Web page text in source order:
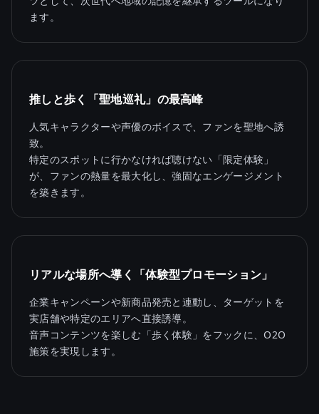
ます。
推しと歩く「聖地巡礼」の最高峰
人気キャラクターや声優のボイスで、ファンを聖地へ誘
致。
特定のスポットに行かなければ聴けない「限定体験」
が、ファンの熱量を最大化し、強固なエンゲージメント
を築きます。
リアルな場所へ導く「体験型プロモーション」
企業キャンペーンや新商品発売と連動し、ターゲットを
実店舗や特定のエリアへ直接誘導。
音声コンテンツを楽しむ「歩く体験」をフックに、O2O
施策を実現します。